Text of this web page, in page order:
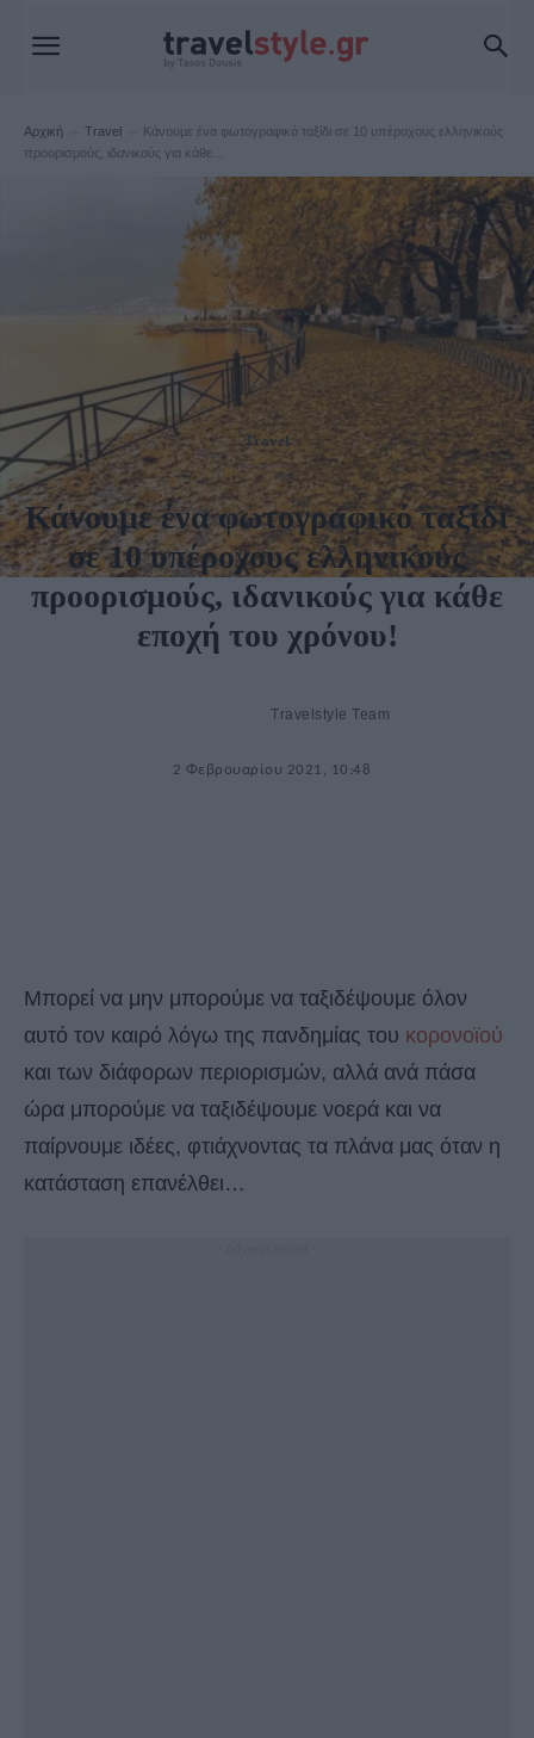
Αρχική Travel
Κάνουμε ένα φωτογραφικό ταξίδι σε 10 υπέροχους ελληνικούς
προορισμούς, ιδανικούς για κάθε...
Travel
Κάνουμε ένα φωτογραφικό ταξίδι
σε 10 υπέροχους ελληνικούς
προορισμούς, ιδανικούς για κάθε
εποχή του χρόνου!
Travelstyle Team
2 Φεβρουαρίου 2021, 10:48
Μπορεί να μην μπορούμε να ταξιδέψουμε όλον
αυτό τον καιρό λόγω της πανδημίας του κορονοϊού
και των διάφορων περιορισμών, αλλά ανά πάσα
ώρα μπορούμε να ταξιδέψουμε νοερά και να
παίρνουμε ιδέες, φτιάχνοντας τα πλάνα μας όταν η
κατάσταση επανέλθει…